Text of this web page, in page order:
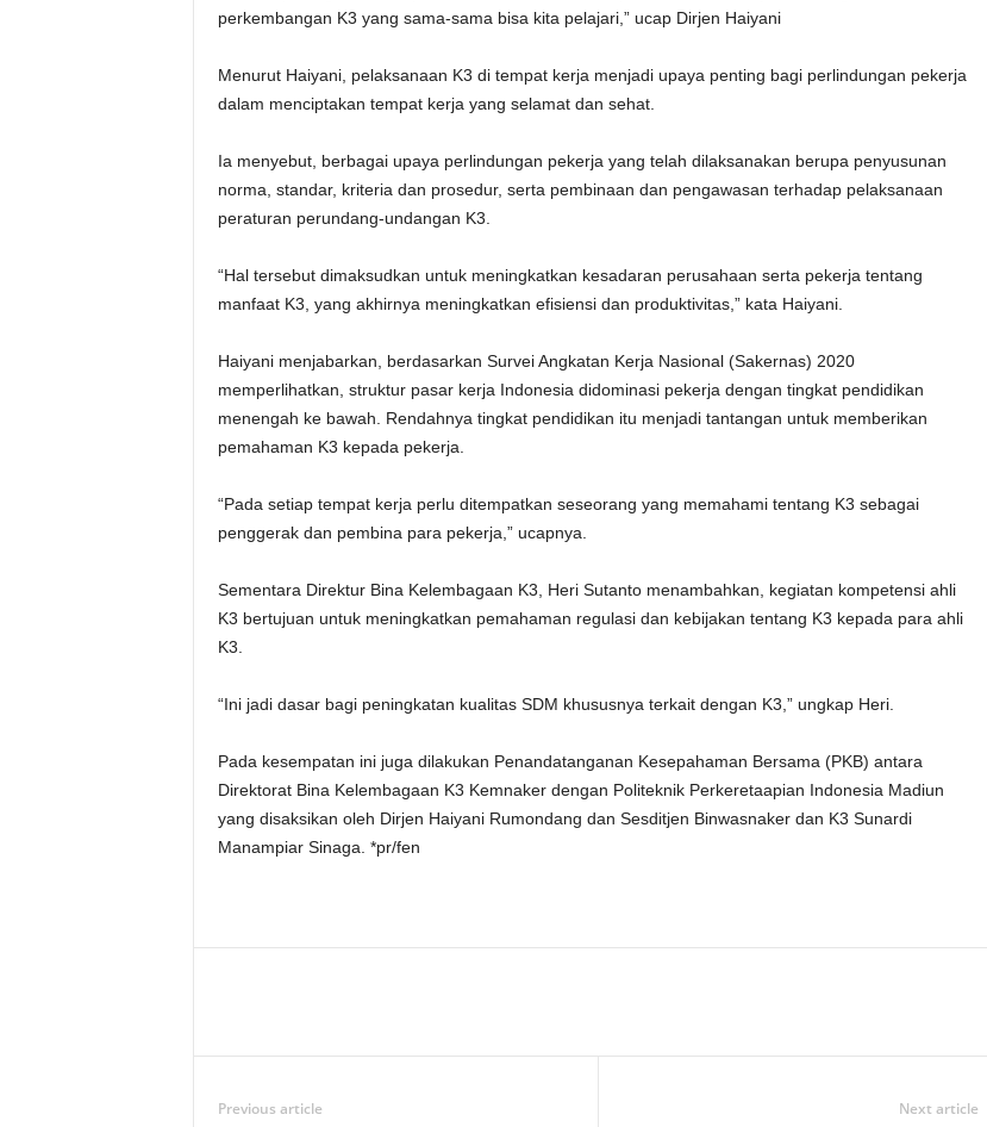
perkembangan K3 yang sama-sama bisa kita pelajari,” ucap Dirjen Haiyani
Menurut Haiyani, pelaksanaan K3 di tempat kerja menjadi upaya penting bagi perlindungan pekerja
dalam menciptakan tempat kerja yang selamat dan sehat.
Ia menyebut, berbagai upaya perlindungan pekerja yang telah dilaksanakan berupa penyusunan
norma, standar, kriteria dan prosedur, serta pembinaan dan pengawasan terhadap pelaksanaan
peraturan perundang-undangan K3.
“Hal tersebut dimaksudkan untuk meningkatkan kesadaran perusahaan serta pekerja tentang
manfaat K3, yang akhirnya meningkatkan efisiensi dan produktivitas,” kata Haiyani.
Haiyani menjabarkan, berdasarkan Survei Angkatan Kerja Nasional (Sakernas) 2020
memperlihatkan, struktur pasar kerja Indonesia didominasi pekerja dengan tingkat pendidikan
menengah ke bawah. Rendahnya tingkat pendidikan itu menjadi tantangan untuk memberikan
pemahaman K3 kepada pekerja.
“Pada setiap tempat kerja perlu ditempatkan seseorang yang memahami tentang K3 sebagai
penggerak dan pembina para pekerja,” ucapnya.
Sementara Direktur Bina Kelembagaan K3, Heri Sutanto menambahkan, kegiatan kompetensi ahli
K3 bertujuan untuk meningkatkan pemahaman regulasi dan kebijakan tentang K3 kepada para ahli
K3.
“Ini jadi dasar bagi peningkatan kualitas SDM khususnya terkait dengan K3,” ungkap Heri.
Pada kesempatan ini juga dilakukan Penandatanganan Kesepahaman Bersama (PKB) antara
Direktorat Bina Kelembagaan K3 Kemnaker dengan Politeknik Perkeretaapian Indonesia Madiun
yang disaksikan oleh Dirjen Haiyani Rumondang dan Sesditjen Binwasnaker dan K3 Sunardi
Manampiar Sinaga. *pr/fen
Previous article Next article